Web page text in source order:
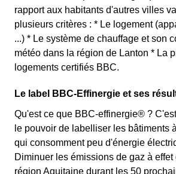
rapport aux habitants d'autres villes
plusieurs critères : * Le logement
...) * Le système de chauffage et son
météo dans la région de Lanton * La
logements certifiés BBC.
Le label BBC-Effinergie et ses
Qu'est ce que BBC-effinergie® ?
le pouvoir de labelliser les bâtiments
qui consomment peu d'énergie
Diminuer les émissions de gaz à effet
région Aquitaine durant les 50